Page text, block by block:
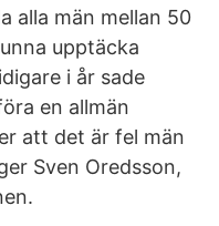
alla män mellan 50
upptäcka
i år sade
en allmän
att det är fel män
Sven Oredsson,